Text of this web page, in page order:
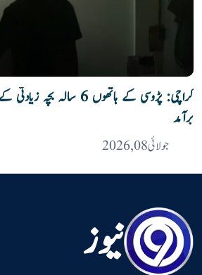
کراچی: پڑوسی کے ہاتھوں 6
برآمد
جولائی 08, 2026
نیوز